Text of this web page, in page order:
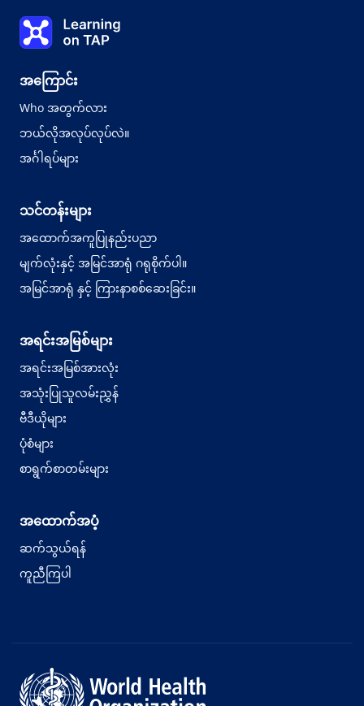
Learning on TAP - အိမ်
အကြောင်း
Who အတွက်လား
ဘယ်လိုအလုပ်လုပ်လဲ။
အင်္ဂါရပ်များ
သင်တန်းများ
အထောက်အကူပြုနည်းပညာ
မျက်လုံးနှင့် အမြင်အာရုံ ဂရုစိုက်ပါ။
အမြင်အာရုံ နှင့် ကြားနာစစ်ဆေးခြင်း။
အရင်းအမြစ်များ
အရင်းအမြစ်အားလုံး
အသုံးပြုသူလမ်းညွှန်
ဗီဒီယိုများ
ပုံစံများ
စာရွက်စာတမ်းများ
အထောက်အပံ့
ဆက်သွယ်ရန်
ကူညီကြပါ